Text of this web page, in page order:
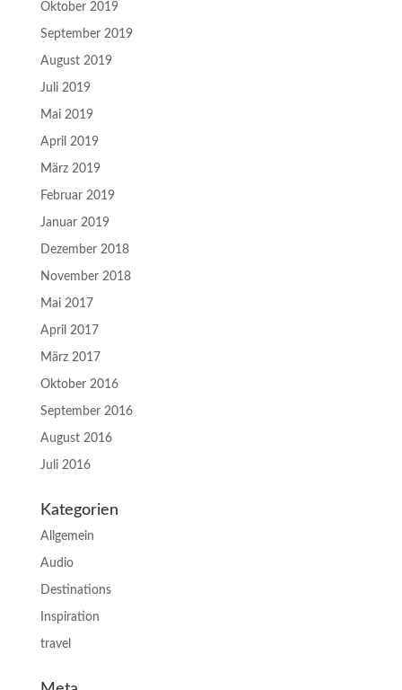
Oktober 2019
September 2019
August 2019
Juli 2019
Mai 2019
April 2019
März 2019
Februar 2019
Januar 2019
Dezember 2018
November 2018
Mai 2017
April 2017
März 2017
Oktober 2016
September 2016
August 2016
Juli 2016
Kategorien
Allgemein
Audio
Destinations
Inspiration
travel